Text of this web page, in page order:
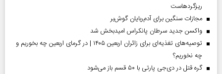
ریزگردهاست
مجازات سنگین برای آدم‌ربایان گوش‌بر
واکسن جدید سرطان پانکراس امیدبخش شد
توصیه‌های تغذیه‌ای برای زائران اربعین ۱۴۰۵ | در گرمای اربعین چه بخوریم و
چه نخوریم؟
گره قتل در دی‌جی پارتی با ۵۰ قسم باز می‌شود